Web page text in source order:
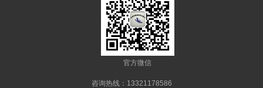
官方微信
咨询热线：13321178586